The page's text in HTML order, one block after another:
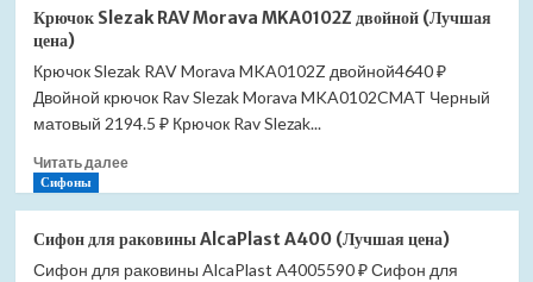
Крючок
Slezak
Morava
MKA0105
тройной
цена)
Крючок Slezak RAV Morava MKA0102Z двойной (Лучшая
цена)
Крючок Slezak RAV Morava MKA0102Z двойной4640 ₽
Двойной крючок Rav Slezak Morava MKA0102CMAT Черный
матовый 2194.5 ₽ Крючок Rav Slezak...
Читать далееПрочитать
Slezak
RAV
Сифоны
Сифон для раковины AlcaPlast A400 (Лучшая цена)
Сифон для раковины AlcaPlast A4005590 ₽ Сифон для